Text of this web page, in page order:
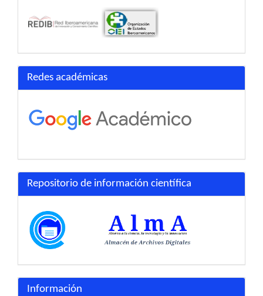
Redes académicas
Repositorio de información científica
Información